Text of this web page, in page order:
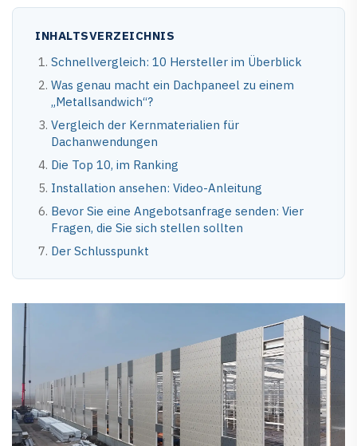
INHALTSVERZEICHNIS
Schnellvergleich: 10 Hersteller im Überblick
Was genau macht ein Dachpaneel zu einem
„Metallsandwich“?
Vergleich der Kernmaterialien für
Dachanwendungen
Die Top 10, im Ranking
Installation ansehen: Video-Anleitung
Bevor Sie eine Angebotsanfrage senden: Vier
Fragen, die Sie sich stellen sollten
Der Schlusspunkt